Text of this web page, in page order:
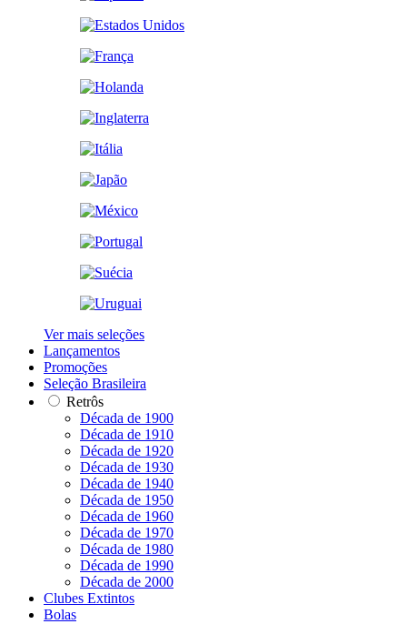
Ver mais seleções
Lançamentos
Promoções
Seleção Brasileira
Retrôs
Década de 1900
Década de 1910
Década de 1920
Década de 1930
Década de 1940
Década de 1950
Década de 1960
Década de 1970
Década de 1980
Década de 1990
Década de 2000
Clubes Extintos
Bolas